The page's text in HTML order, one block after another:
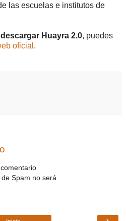
las escuelas e institutos de
descargar Huayra 2.0, puedes
oficial .
Spam no será